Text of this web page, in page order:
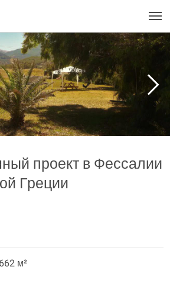
проект в Фессалии
Греции
м²